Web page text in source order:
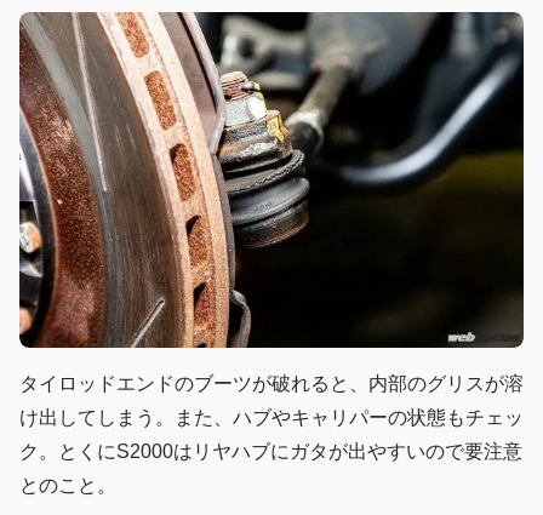
タイロッドエンドのブーツが破れると、内部のグリスが溶
け出してしまう。また、ハブやキャリパーの状態もチェッ
ク。とくにS2000はリヤハブにガタが出やすいので要注意
とのこと。